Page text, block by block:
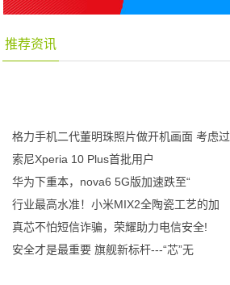
推荐资讯
格力手机二代董明珠照片做开机画面 考虑过
索尼Xperia 10 Plus首批用户
华为下重本，nova6 5G版加速跌至“
行业最高水准！小米MIX2全陶瓷工艺的加
真芯不怕短信诈骗，荣耀助力电信安全!
安全才是最重要 旗舰新标杆---“芯”无